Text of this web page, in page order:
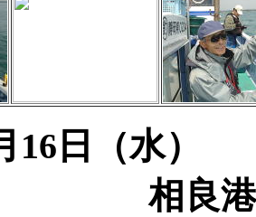
4月16日
相良港